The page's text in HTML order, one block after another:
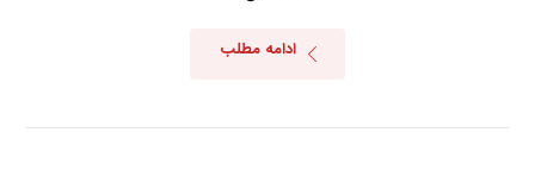
ادامه مطلب